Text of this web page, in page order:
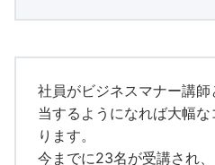
社員がビジネスマナー講
当するようになれば大幅
ります。
今までに23名が受講され